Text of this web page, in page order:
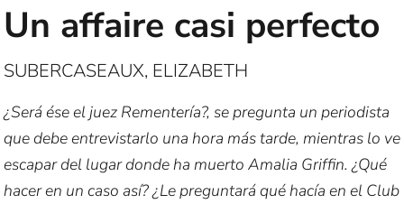
Un affaire casi perfecto
SUBERCASEAUX, ELIZABETH
¿Será ése el juez Rementería?, se pregunta un periodista
que debe entrevistarlo una hora más tarde, mientras lo ve
escapar del lugar donde ha muerto Amalia Griffin. ¿Qué
hacer en un caso así? ¿Le preguntará qué hacía en el Club